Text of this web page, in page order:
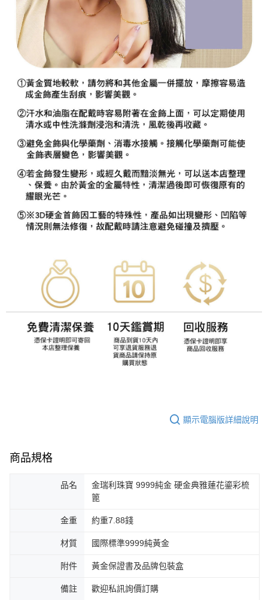
顯示電腦版詳細說明
商品規格
品名
金瑞利珠寶 9999純金 硬金典雅蓮花鎏彩梳
篦
金重 約重7.88錢
材質 國際標準9999純黃金
附件 黃金保證書及品牌包裝盒
備註 歡迎私訊詢價訂購